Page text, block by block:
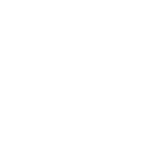
inget recept
något nytt, eller ta bort något av